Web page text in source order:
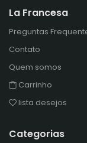
La Francesa
Preguntas
Contato
Quem somos
Carrinho
lista desejos
Categorias